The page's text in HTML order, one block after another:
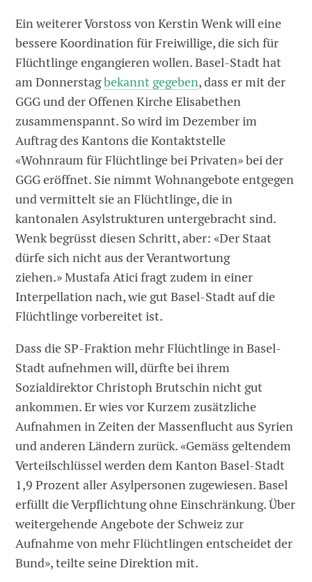
Ein weiterer Vorstoss von Kerstin Wenk will eine
bessere Koordination für Freiwillige, die sich für
Flüchtlinge engangieren wollen. Basel-Stadt hat
am Donnerstagbekannt gegeben, dass er mit der
GGG und der Offenen Kirche Elisabethen
zusammenspannt. So wird im Dezember im
Auftrag des Kantons die Kontaktstelle
«Wohnraum für Flüchtlinge bei Privaten» bei der
GGG eröffnet. Sie nimmt Wohnangebote entgegen
und vermittelt sie an Flüchtlinge, die in
kantonalen Asylstrukturen untergebracht sind.
Wenk begrüsst diesen Schritt, aber: «Der Staat
dürfe sich nicht aus der Verantwortung
ziehen.» Mustafa Atici fragt zudem in einer
Interpellation nach, wie gut Basel-Stadt auf die
Flüchtlinge vorbereitet ist.
Dass die SP-Fraktion mehr Flüchtlinge in Basel-
Stadt aufnehmen will, dürfte bei ihrem
Sozialdirektor Christoph Brutschin nicht gut
ankommen. Er wies vor Kurzem zusätzliche
Aufnahmen in Zeiten der Massenflucht aus Syrien
und anderen Ländern zurück. «Gemäss geltendem
Verteilschlüssel werden dem Kanton Basel-Stadt
1,9 Prozent aller Asylpersonen zugewiesen. Basel
erfüllt die Verpflichtung ohne Einschränkung. Über
weitergehende Angebote der Schweiz zur
Aufnahme von mehr Flüchtlingen entscheidet der
Bund», teilte seine Direktion mit.